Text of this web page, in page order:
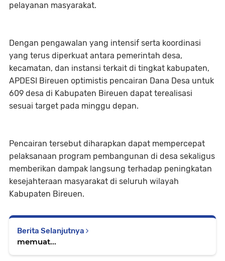
pelayanan masyarakat.
Dengan pengawalan yang intensif serta koordinasi
yang terus diperkuat antara pemerintah desa,
kecamatan, dan instansi terkait di tingkat kabupaten,
APDESI Bireuen optimistis pencairan Dana Desa untuk
609 desa di Kabupaten Bireuen dapat terealisasi
sesuai target pada minggu depan.
Pencairan tersebut diharapkan dapat mempercepat
pelaksanaan program pembangunan di desa sekaligus
memberikan dampak langsung terhadap peningkatan
kesejahteraan masyarakat di seluruh wilayah
Kabupaten Bireuen.
Berita Selanjutnya
memuat...